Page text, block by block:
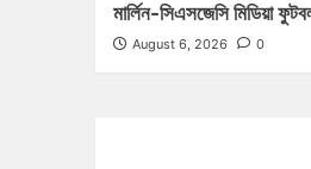
মার্লিন-সিএসজেসি মিডিয়া
August 6, 2026 0